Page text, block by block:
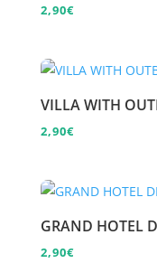
2,90€
VILLA WITH
2,90€
GRAND HOTEL
2,90€